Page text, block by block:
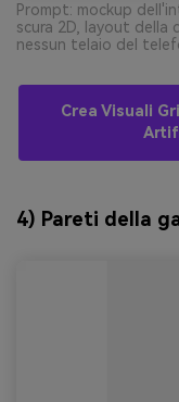
Prompt: mockup
scura 2D, layout
nessun telaio del
Crea Visuali
4) Pareti della